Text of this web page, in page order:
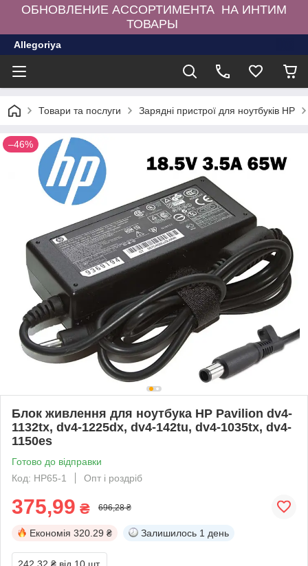
ОБНОВЛЕНИЕ АССОРТИМЕНТА НА ИНТИМ
ТОВАРЫ
Allegoriya
Товари та послуги Зарядні пристрої для ноутбуків HP
–46%
Блок живлення для ноутбука HP Pavilion dv4-
1132tx, dv4-1225dx, dv4-142tu, dv4-1035tx, dv4-
1150es
Готово до відправки
Код: НР65-1
Опт і роздріб
375,99 ₴ 696,28 ₴
Економія 320.29 ₴ Залишилось 1 день
242,32 ₴ від 10 шт.